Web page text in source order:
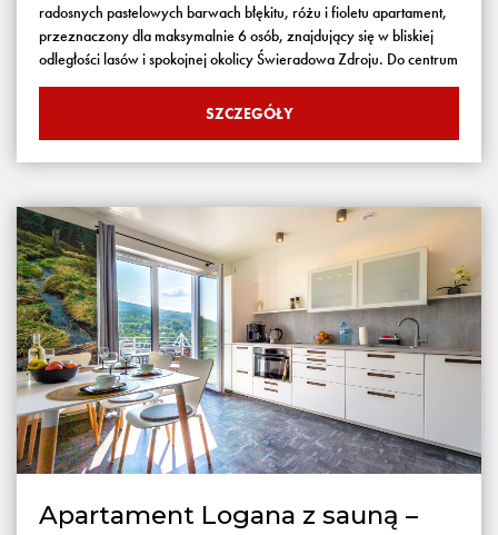
radosnych pastelowych barwach błękitu, różu i fioletu apartament,
przeznaczony dla maksymalnie 6 osób, znajdujący się w bliskiej
odległości lasów i spokojnej okolicy Świeradowa Zdroju. Do centrum
SZCZEGÓŁY
Apartament Logana z sauną –